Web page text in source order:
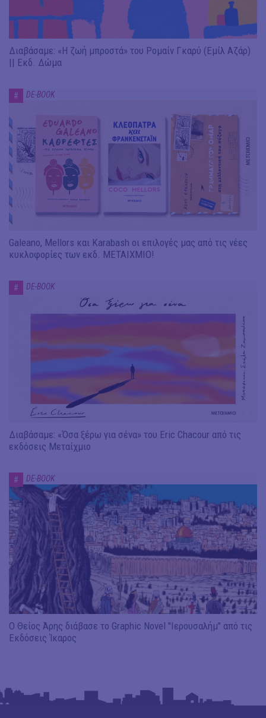
Διαβάσαμε: «Η ζωή μπροστά» του Ρομαίν Γκαρύ (Εμίλ Αζάρ)
|| Εκδ. Δώμα
# DE-BOOK
Galeano, Mellors και Karabash οι επιλογές μας από τις νέες
κυκλοφορίες των εκδ. ΜΕΤΑΙΧΜΙΟ!
# DE-BOOK
Διαβάσαμε: «Όσα ξέρω για σένα» του Eric Chacour από τις
εκδόσεις Μεταίχμιο
# DE-BOOK
Ο Θείος Άρης διάβασε το Graphic Novel "Ιερουσαλήμ" από τις
Εκδόσεις Ίκαρος